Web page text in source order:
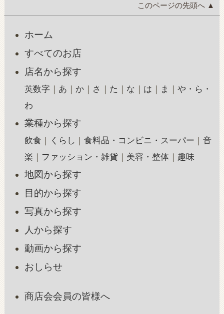
このページの先頭へ ▲
ホーム
すべてのお店
店名から探す
英数字 あ か さ た な は ま
や・ら・
わ
業種から探す
飲食 くらし 食料品・コンビニ・スーパー
音
楽
ファッション・雑貨 美容・整体 趣味
地図から探す
目的から探す
写真から探す
人から探す
動画から探す
おしらせ
商店会会員の皆様へ